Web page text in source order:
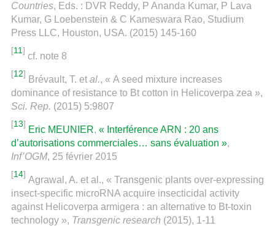
Countries, Eds. : DVR Reddy, P Ananda Kumar, P Lava
Kumar, G Loebenstein & C Kameswara Rao, Studium
Press LLC, Houston, USA. (2015) 145-160
[11]
cf. note 8
[12]
Brévault, T. et al., « A seed mixture increases
dominance of resistance to Bt cotton in Helicoverpa zea »,
Sci. Rep. (2015) 5:9807
[13]
Eric MEUNIER, « Interférence ARN : 20 ans
d’autorisations commerciales… sans évaluation »,
Inf’OGM, 25 février 2015
[14]
Agrawal, A. et al., « Transgenic plants over-expressing
insect-specific microRNA acquire insecticidal activity
against Helicoverpa armigera : an alternative to Bt-toxin
technology », Transgenic research (2015), 1-11